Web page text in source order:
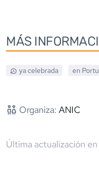
MÁS
ya celebrada en
Organiza: ANIC
Última actualización